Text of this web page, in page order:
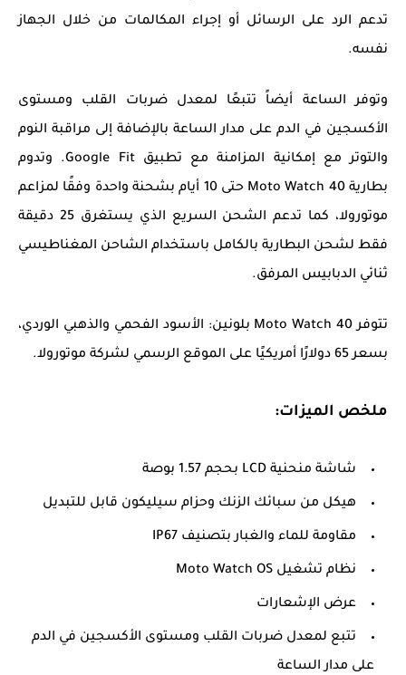
تدعم الرد على الرسائل أو إجراء المكالمات من خلال الجهاز
نفسه.
وتوفر الساعة أيضاً تتبعًا لمعدل ضربات القلب ومستوى
الأكسجين في الدم على مدار الساعة بالإضافة إلى مراقبة النوم
والتوتر مع إمكانية المزامنة مع تطبيق Google Fit. وتدوم
بطارية Moto Watch 40 حتى 10 أيام بشحنة واحدة وفقًا لمزاعم
موتورولا، كما تدعم الشحن السريع الذي يستغرق 25 دقيقة
فقط لشحن البطارية بالكامل باستخدام الشاحن المغناطيسي
ثنائي الدبابيس المرفق.
تتوفر Moto Watch 40 بلونين: الأسود الفحمي والذهبي الوردي،
بسعر 65 دولارًا أمريكيًا على الموقع الرسمي لشركة موتورولا.
ملخص الميزات:
شاشة منحنية LCD بحجم 1.57 بوصة
هيكل من سبائك الزنك وحزام سيليكون قابل للتبديل
مقاومة للماء والغبار بتصنيف IP67
نظام تشغيل Moto Watch OS
عرض الإشعارات
تتبع لمعدل ضربات القلب ومستوى الأكسجين في الدم
على مدار الساعة